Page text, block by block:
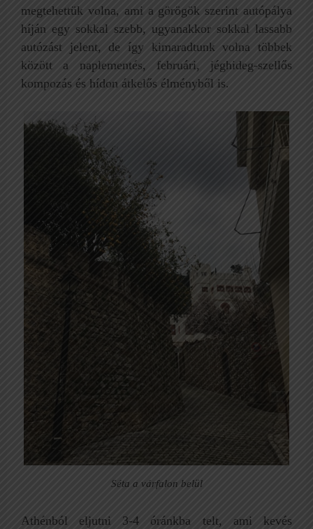
megtehettük volna, ami a görögök szerint autópálya
híján egy sokkal szebb, ugyanakkor sokkal lassabb
autózást jelent, de így kimaradtunk volna többek
között a naplementés, februári, jéghideg-szellős
kompozás és hídon átkelős élményből is.
Séta a várfalon belül
Athénból eljutni 3-4 óránkba telt, ami kevés